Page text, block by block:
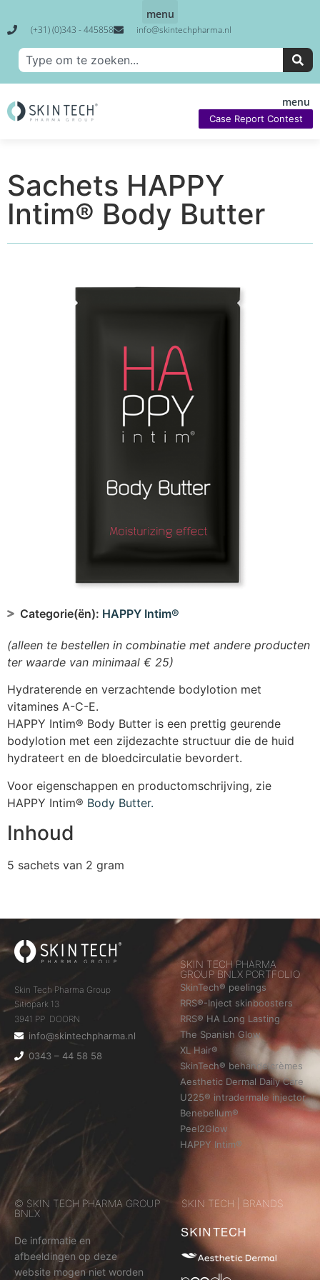
(+31) (0)343 - 445858 info@skintechpharma.nl
Case Report Contest
Sachets HAPPY
Intim® Body Butter
Categorie(ën): HAPPY Intim®
(alleen te bestellen in combinatie met andere producten
ter waarde van minimaal € 25)
Hydraterende en verzachtende bodylotion met
vitamines A-C-E.
HAPPY Intim® Body Butter is een prettig geurende
bodylotion met een zijdezachte structuur die de huid
hydrateert en de bloedcirculatie bevordert.
Voor eigenschappen en productomschrijving, zie
HAPPY Intim® Body Butter.
Inhoud
5 sachets van 2 gram
Skin Tech Pharma Group
Sitiopark 13
3941 PP DOORN
info@skintechpharma.nl
0343 – 44 58 58
SKIN TECH PHARMA
GROUP BNLX PORTFOLIO
SkinTech® peelings
RRS®-Inject skinboosters
RRS® HA Long Lasting
The Spanish Glow
XL Hair®
SkinTech® behandelcrèmes
Aesthetic Dermal Daily Care
U225® intradermale injector
Benebellum®
Peel2Glow
HAPPY Intim®
© SKIN TECH PHARMA GROUP
BNLX
De informatie en
afbeeldingen op deze
website mogen niet worden
SKIN TECH | BRANDS